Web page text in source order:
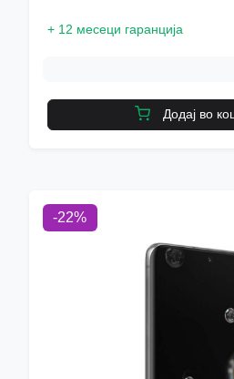
+ 12 месеци гаранција
Додај во
-22%